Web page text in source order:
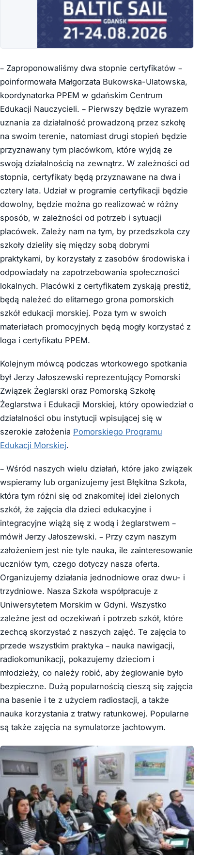
– Zaproponowaliśmy dwa stopnie certyfikatów –
poinformowała Małgorzata Bukowska-Ulatowska,
koordynatorka PPEM w gdańskim Centrum
Edukacji Nauczycieli. – Pierwszy będzie wyrazem
uznania za działalność prowadzoną przez szkołę
na swoim terenie, natomiast drugi stopień będzie
przyznawany tym placówkom, które wyjdą ze
swoją działalnością na zewnątrz. W zależności od
stopnia, certyfikaty będą przyznawane na dwa i
cztery lata. Udział w programie certyfikacji będzie
dowolny, będzie można go realizować w różny
sposób, w zależności od potrzeb i sytuacji
placówek. Zależy nam na tym, by przedszkola czy
szkoły dzieliły się między sobą dobrymi
praktykami, by korzystały z zasobów środowiska i
odpowiadały na zapotrzebowania społeczności
lokalnych. Placówki z certyfikatem zyskają prestiż,
będą należeć do elitarnego grona pomorskich
szkół edukacji morskiej. Poza tym w swoich
materiałach promocyjnych będą mogły korzystać z
loga i certyfikatu PPEM.
Kolejnym mówcą podczas wtorkowego spotkania
był Jerzy Jałoszewski reprezentujący Pomorski
Związek Żeglarski oraz Pomorską Szkołę
Żeglarstwa i Edukacji Morskiej, który opowiedział o
działalności obu instytucji wpisującej się w
szerokie założenia Pomorskiego Programu
Edukacji Morskiej.
– Wśród naszych wielu działań, które jako związek
wspieramy lub organizujemy jest Błękitna Szkoła,
która tym różni się od znakomitej idei zielonych
szkół, że zajęcia dla dzieci edukacyjne i
integracyjne wiążą się z wodą i żeglarstwem –
mówił Jerzy Jałoszewski. – Przy czym naszym
założeniem jest nie tyle nauka, ile zainteresowanie
uczniów tym, czego dotyczy nasza oferta.
Organizujemy działania jednodniowe oraz dwu- i
trzydniowe. Nasza Szkoła współpracuje z
Uniwersytetem Morskim w Gdyni. Wszystko
zależne jest od oczekiwań i potrzeb szkół, które
zechcą skorzystać z naszych zajęć. Te zajęcia to
przede wszystkim praktyka – nauka nawigacji,
radiokomunikacji, pokazujemy dzieciom i
młodzieży, co należy robić, aby żeglowanie było
bezpieczne. Dużą popularnością cieszą się zajęcia
na basenie i te z użyciem radiostacji, a także
nauka korzystania z tratwy ratunkowej. Popularne
są także zajęcia na symulatorze jachtowym.